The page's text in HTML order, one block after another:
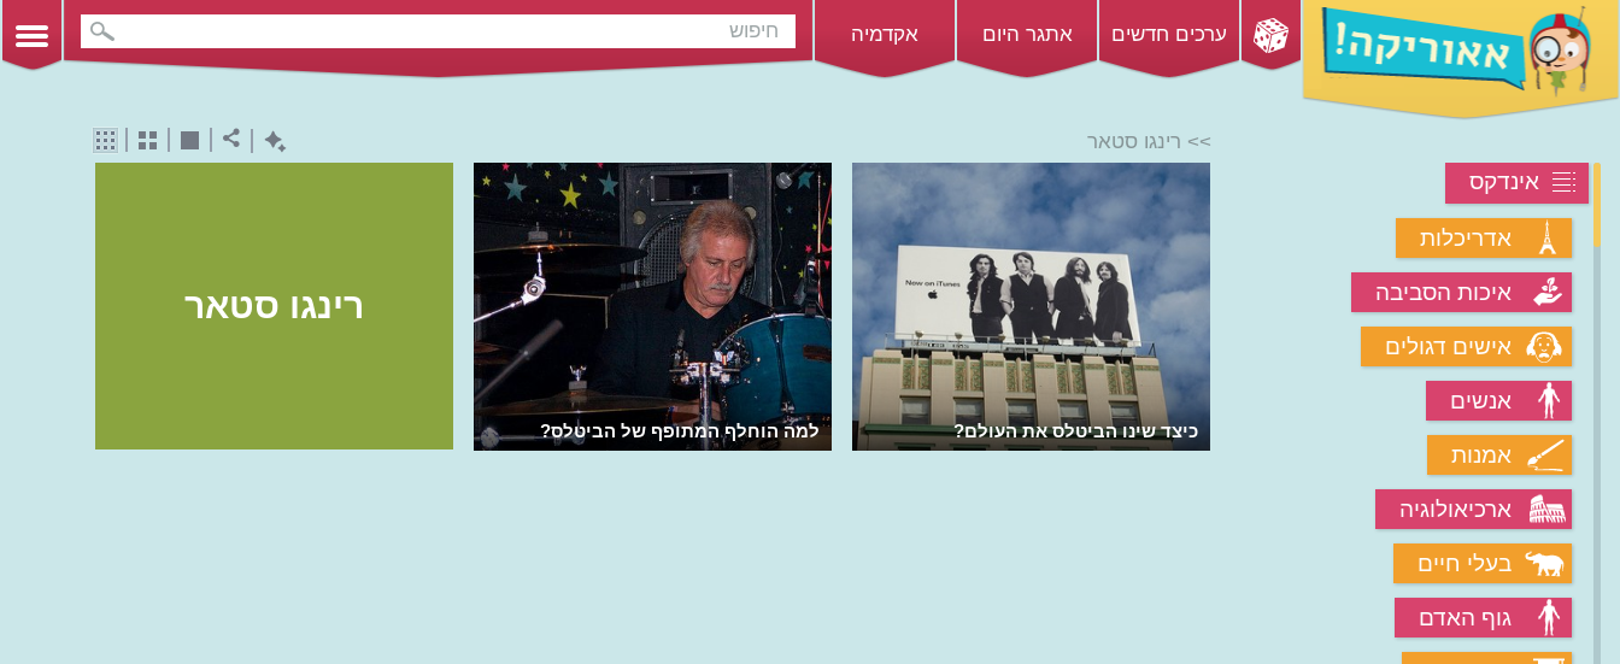
ערכים חדשים אתגר היום אקדמיה
אינדקס
אדריכלות
איכות הסביבה
אישים דגולים
אנשים
אמנות
ארכיאולוגיה
בעלי חיים
גוף האדם
>> רינגו סטאר
רינגו סטאר
למה הוחלף המתופף של הביטלס? כיצד שינו הביטלס את העולם?